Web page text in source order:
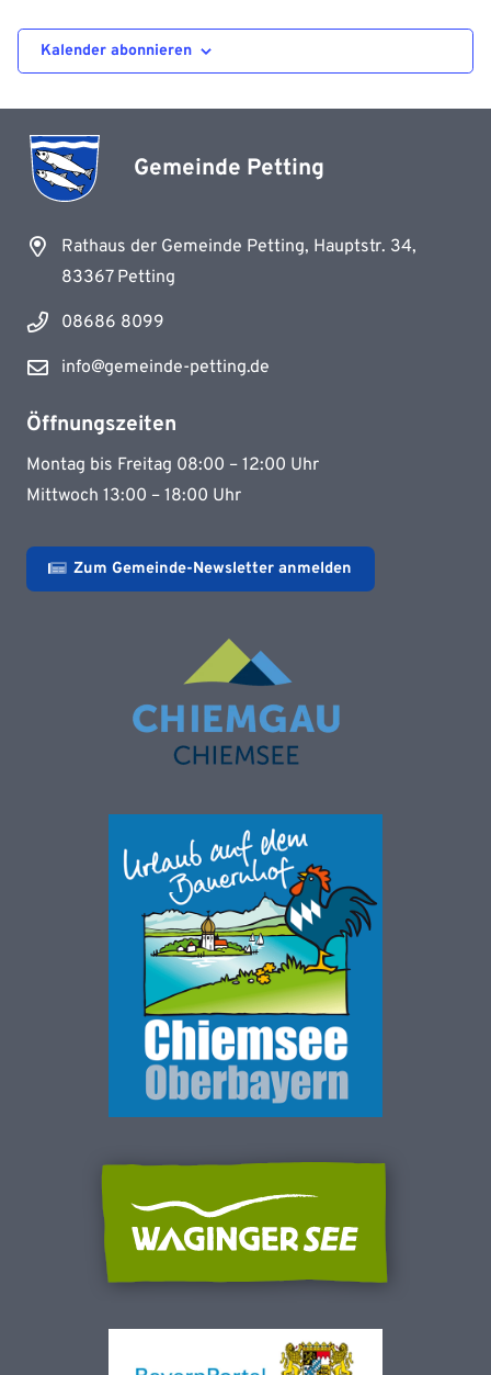
Kalender abonnieren
Gemeinde Petting
Rathaus der Gemeinde Petting, Hauptstr. 34,
83367 Petting
08686 8099
info@gemeinde-petting.de
Öffnungszeiten
Montag bis Freitag 08:00 – 12:00 Uhr
Mittwoch 13:00 – 18:00 Uhr
Zum Gemeinde-Newsletter anmelden